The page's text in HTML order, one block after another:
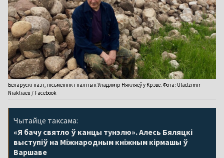
Беларускі паэт, пісьменнік і палітык Уладзімір Някляеў у Крэве. Фота: Uladzimir
Niakliaeu / Facebook
Чытайце таксама:
«Я бачу святло ў канцы тунэлю». Алесь Бяляцкі
выступіў на Міжнародным кніжным кірмашы ў
Варшаве